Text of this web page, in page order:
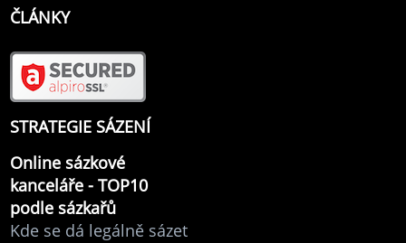
ČLÁNKY
STRATEGIE SÁZENÍ
Online sázkové
kanceláře - TOP10
podle sázkařů
Kde se dá legálně sázet